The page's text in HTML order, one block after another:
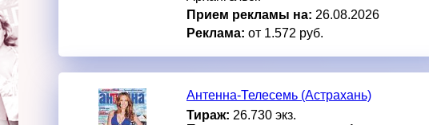
Прием рекламы на: 26.08.2026
Реклама: от 1.572 руб.
Антенна-Телесемь (Астрахань)
Тираж: 26.730 экз.